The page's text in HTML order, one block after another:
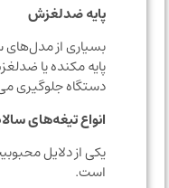
پایه ضدلغزش
بسیاری از مدل‌های
پایه مکنده یا ضدلغزش
دستگاه جلوگیری می‌کند.
انواع تیغه‌های سالاد
یکی از دلایل محبوبیت